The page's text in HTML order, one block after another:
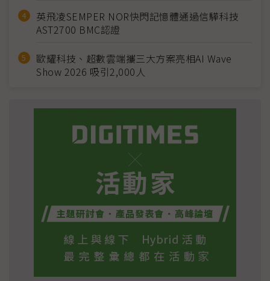
英飛凌SEMPER NOR快閃記憶體通過信驊科技
AST2700 BMC認證
歐耀科技、超數雲端攜三大方案亮相AI Wave
Show 2026 吸引2,000人